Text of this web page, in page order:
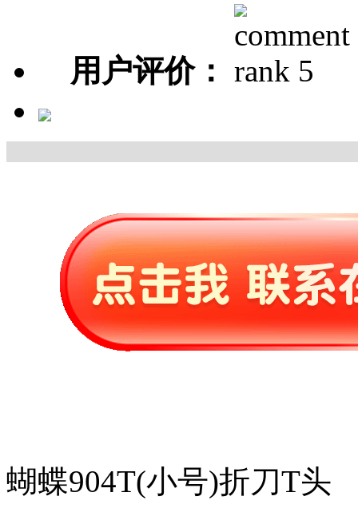
用户评价：
蝴蝶904T(小号)折刀T头